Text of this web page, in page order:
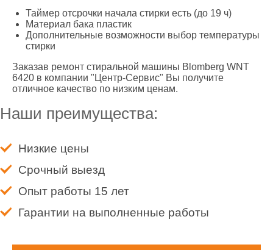
Таймер отсрочки начала стирки есть (до 19 ч)
Материал бака пластик
Дополнительные возможности выбор температуры
стирки
Заказав ремонт стиральной машины Blomberg WNT
6420 в компании "Центр-Сервис" Вы получите
отличное качество по низким ценам.
Наши преимущества:
Низкие цены
Срочный выезд
Опыт работы 15 лет
Гарантии на выполненные работы